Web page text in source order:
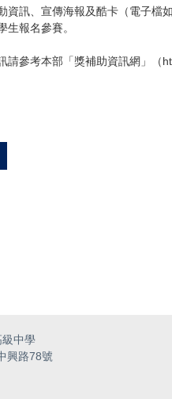
資訊、宣傳海報及酷卡（電子檔
生報名參賽。
請參考本部「獎補助資訊網」（
級中學
興路78號